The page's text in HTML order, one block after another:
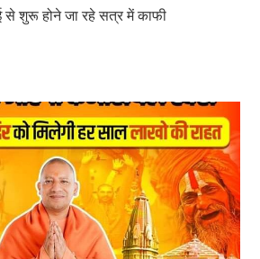
से शुरू होने जा रहे सत्र में काफी